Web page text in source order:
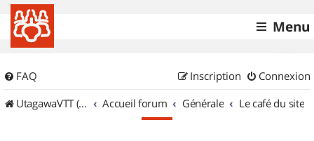
Menu
FAQ Connexion
Inscription
UtagawaVTT (Randos VTT et VTTAE avec traces GPS)
Accueil forum Générale Le café du site